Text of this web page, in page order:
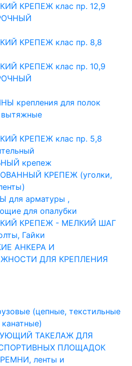
КРЕПЕЖ клас пр. 12,9
КРЕПЕЖ клас пр. 8,8
КРЕПЕЖ клас пр. 10,9
крепления для полок
КРЕПЕЖ клас пр. 5,8
крепеж
КРЕПЕЖ (уголки,
для арматуры ,
для опалубки
КРЕПЕЖ - МЕЛКИЙ ШАГ
Гайки
АНКЕРА И
ДЛЯ КРЕПЛЕНИЯ
(цепные, текстильные
ТАКЕЛАЖ ДЛЯ
ПЛОЩАДОК
ленты и